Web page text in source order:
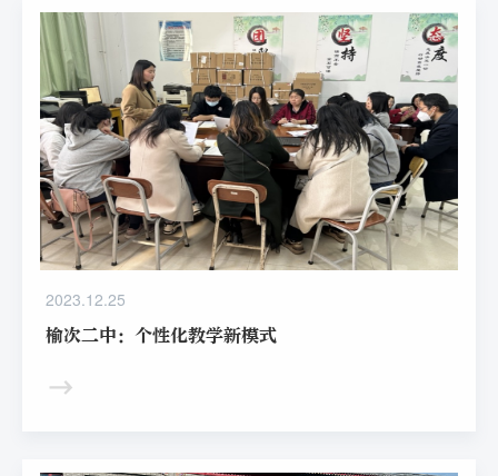
2023.12.25
榆次二中：个性化教学新模式